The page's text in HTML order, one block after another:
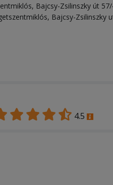
Bajcsy-Zsilinszky út
Bajcsy-Zsilinszky
4.5